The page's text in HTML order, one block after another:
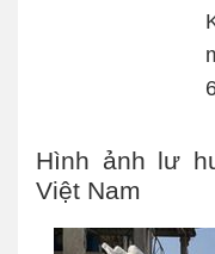
Hình ảnh lư
Việt Nam